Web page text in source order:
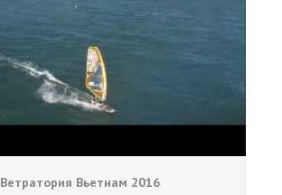
Ветратория Вьетнам 2016